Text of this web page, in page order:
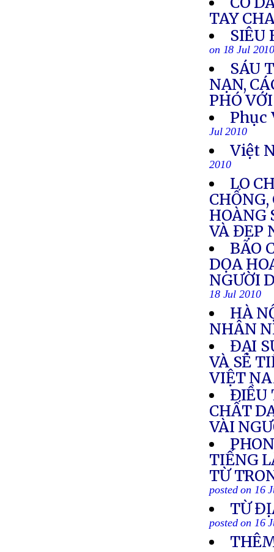
TAY
SIÊU
on 18 Jul
SÁU
NẠN,
PHÓ
Phục
Jul 2010
Việt
2010
LO
HOÀNG
VÀ ĐẸP
BÃO
DỌA
NGƯỜI
18 Jul 2010
HÀ
NHÂN
ĐẠI
VÀ SẼ
VIỆT
ÐIỀU
CHẤT
VÀI
TIẾNG
TỪ
posted on 16
TỪ
posted on 16